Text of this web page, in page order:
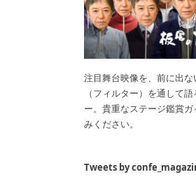
注目舞台映像を、前に出
（フィルター）を通して
ー。貴重なステージ鑑賞
みください。
Tweets by